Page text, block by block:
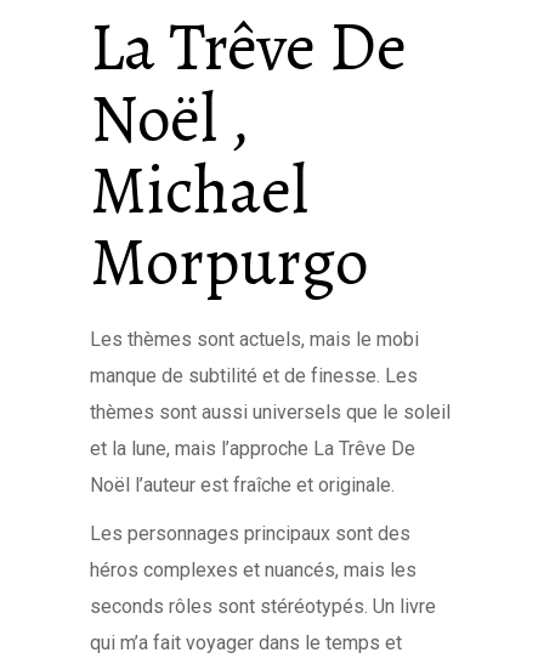
La Trêve De
Noël ,
Michael
Morpurgo
Les thèmes sont actuels, mais le mobi
manque de subtilité et de finesse. Les
thèmes sont aussi universels que le soleil
et la lune, mais l’approche La Trêve De
Noël l’auteur est fraîche et originale.
Les personnages principaux sont des
héros complexes et nuancés, mais les
seconds rôles sont stéréotypés. Un livre
qui m’a fait voyager dans le temps et